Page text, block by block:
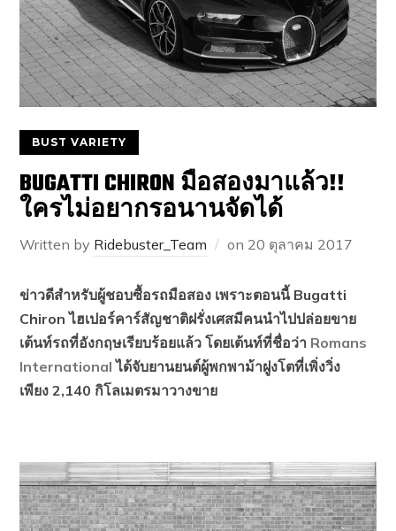
BUST VARIETY
BUGATTI CHIRON มือสองมาแล้ว!!
ใครไม่อยากรอนานจัดได้
Written by Ridebuster_Team on 20 ตุลาคม 2017
ข่าวดีสำหรับผู้ชอบซื้อรถมือสอง เพราะตอนนี้ Bugatti
Chiron ไฮเปอร์คาร์สัญชาติฝรั่งเศสมีคนนำไปปล่อยขาย
เต้นท์รถที่อังกฤษเรียบร้อยแล้ว โดยเต้นท์ที่ชื่อว่า Romans
International ได้จับยานยนต์ผู้พกพาม้าฝูงโตที่เพิ่งวิ่ง
เพียง 2,140 กิโลเมตรมาวางขาย